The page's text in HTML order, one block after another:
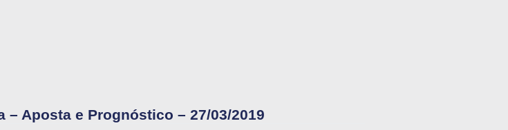
Aposta e Prognóstico – 27/03/2019